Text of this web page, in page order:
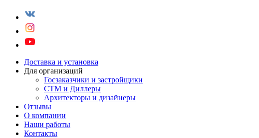
Доставка и установка
Для организаций
Госзаказчики и застройщики
СТМ и Диллеры
Архитекторы и дизайнеры
Отзывы
О компании
Наши работы
Контакты